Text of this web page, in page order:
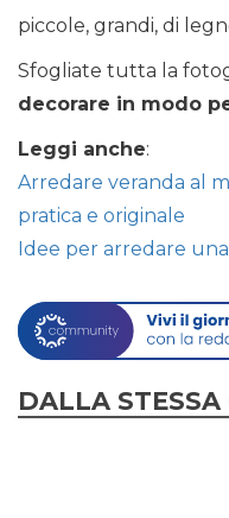
piccole, grandi, di
Sfogliate tutta la
decorare in modo
Leggi anche:
Arredare veranda al
pratica e originale
Idee per arredare
DALLA STESSA